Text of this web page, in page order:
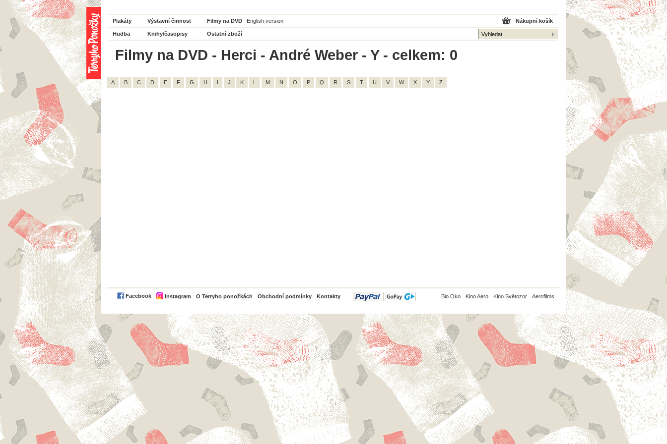
Plakáty Výstavní činnost Filmy na DVD English version
Hudba Knihy/časopisy Ostatní zboží
Nákupní košík
Filmy na DVD - Herci - André Weber - Y - celkem: 0
A B C D E F G H I J K L M N O P Q R S T U V W X Y Z
Facebook Instagram O Terryho ponožkách Obchodní podmínky Kontakty
PayPal Bio Oko Kino Aero Kino Světozor Aerofilms